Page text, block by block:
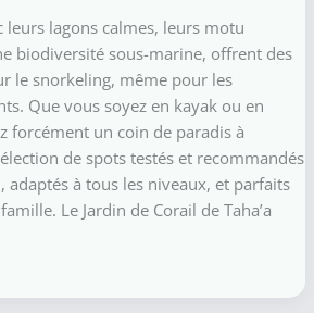
leurs lagons calmes, leurs motu
biodiversité sous-marine, offrent des
le snorkeling, même pour les
Que vous soyez en kayak ou en
forcément un coin de paradis à
de spots testés et recommandés
adaptés à tous les niveaux, et parfaits
Le Jardin de Corail de Taha’a